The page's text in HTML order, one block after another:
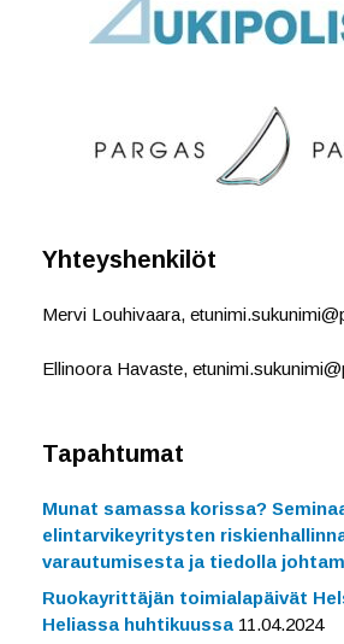
Yhteyshenkilöt
Mervi Louhivaara,
Ellinoora Havaste,
Tapahtumat
Munat samassa korissa?
elintarvikeyritysten
varautumisesta ja tiedolla
Ruokayrittäjän toimialapäivät
Heliassa huhtikuussa 11.04.2024